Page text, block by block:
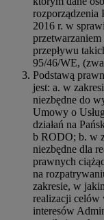
rozporządzenia
2016 r. w
przepływu
95/46/WE,
Podstawą
jest: a. w
niezbędne do
Umowy o
działań na
b RODO; b. w
niezbędne dla
prawnych
na
zakresie, w
realizacji celów
interesów